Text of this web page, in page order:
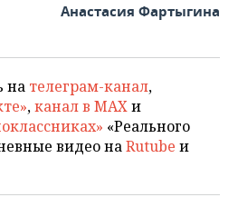
Анастасия Фартыгина
на телеграм-канал,
,канал в MAXи
«Реального
видео наRutube и